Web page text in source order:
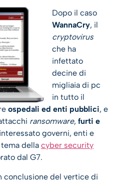
Dopo il caso
WannaCry, il
cryptovirus
che ha
infettato
decine di
migliaia di pc
in tutto il
ospedali ed enti pubblici, e
ransomware, furti e
governi, enti e
della cyber security
dal G7.
conclusione del vertice di